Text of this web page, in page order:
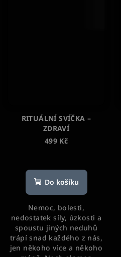
RITUÁLNÍ SVÍČKA –
ZDRAVÍ
499 Kč
Do košíku
Nemoc, bolesti,
nedostatek síly, úzkosti a
spoustu jiných neduhů
trápí snad každého z nás,
jen někoho více a někoho